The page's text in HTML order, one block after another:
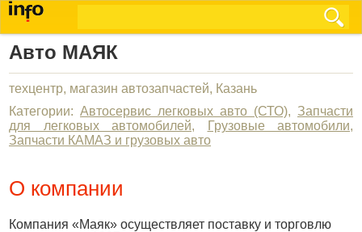
Авто МАЯК
техцентр, магазин автозапчастей, Казань
Категории: Автосервис легковых авто (СТО), Запчасти
для легковых автомобилей, Грузовые автомобили,
Запчасти КАМАЗ и грузовых авто
О компании
Компания «Маяк» осуществляет поставку и торговлю